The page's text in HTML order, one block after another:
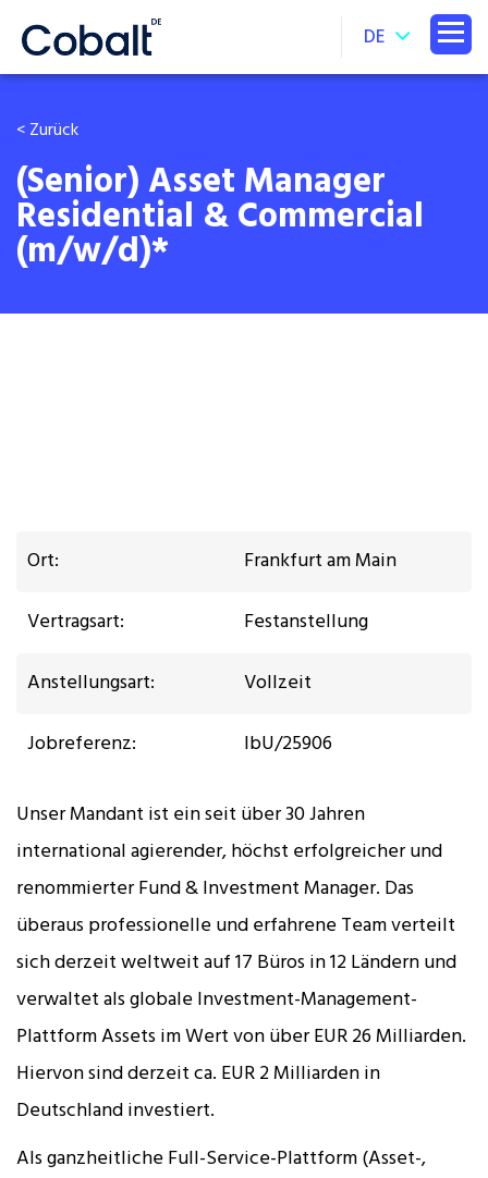
DE
< Zurück
(Senior) Asset Manager
Residential & Commercial
(m/w/d)*
Ort:
Frankfurt am Main
Vertragsart:
Festanstellung
Anstellungsart:
Vollzeit
Jobreferenz:
IbU/25906
Unser Mandant ist ein seit über 30 Jahren
international agierender, höchst erfolgreicher und
renommierter Fund & Investment Manager. Das
überaus professionelle und erfahrene Team verteilt
sich derzeit weltweit auf 17 Büros in 12 Ländern und
verwaltet als globale Investment-Management-
Plattform Assets im Wert von über EUR 26 Milliarden.
Hiervon sind derzeit ca. EUR 2 Milliarden in
Deutschland investiert.
Als ganzheitliche Full-Service-Plattform (Asset-,